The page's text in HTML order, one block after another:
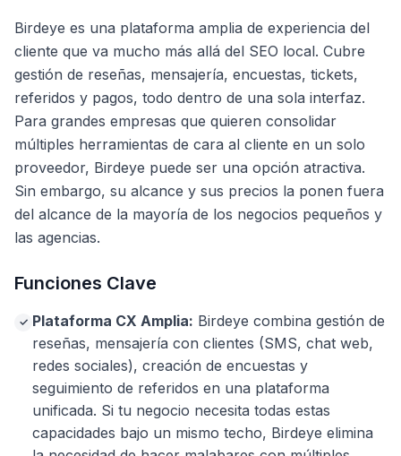
Birdeye es una plataforma amplia de experiencia del
cliente que va mucho más allá del SEO local. Cubre
gestión de reseñas, mensajería, encuestas, tickets,
referidos y pagos, todo dentro de una sola interfaz.
Para grandes empresas que quieren consolidar
múltiples herramientas de cara al cliente en un solo
proveedor, Birdeye puede ser una opción atractiva.
Sin embargo, su alcance y sus precios la ponen fuera
del alcance de la mayoría de los negocios pequeños y
las agencias.
Funciones Clave
✓ Plataforma CX Amplia: Birdeye combina gestión de
reseñas, mensajería con clientes (SMS, chat web,
redes sociales), creación de encuestas y
seguimiento de referidos en una plataforma
unificada. Si tu negocio necesita todas estas
capacidades bajo un mismo techo, Birdeye elimina